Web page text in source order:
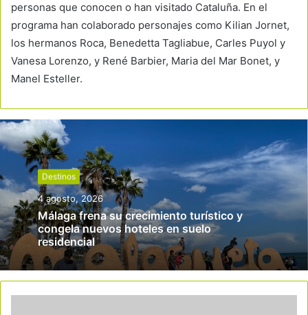
personas que conocen o han visitado Cataluña. En el
programa han colaborado personajes como Kilian Jornet,
los hermanos Roca, Benedetta Tagliabue, Carles Puyol y
Vanesa Lorenzo, y René Barbier, Maria del Mar Bonet, y
Manel Esteller.
Destinos
4 agosto, 2026
Málaga frena su crecimiento turístico y
congela nuevos hoteles en suelo
residencial